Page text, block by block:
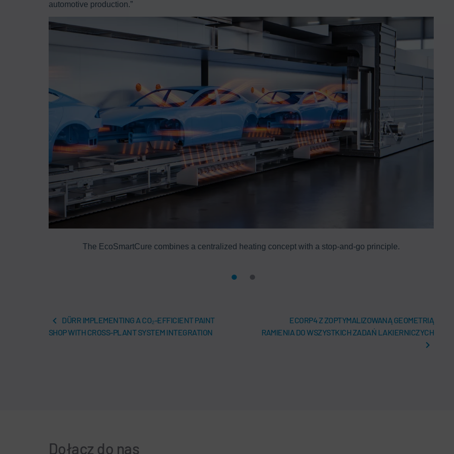
automotive production.”
The EcoSmartCure combines a centralized heating concept with a stop-and-go principle.
DÜRR IMPLEMENTING A CO₂-EFFICIENT PAINT
SHOP WITH CROSS-PLANT SYSTEM INTEGRATION
ECORP4 Z ZOPTYMALIZOWANĄ GEOMETRIĄ
RAMIENIA DO WSZYSTKICH ZADAŃ LAKIERNICZYCH
Dołącz do nas